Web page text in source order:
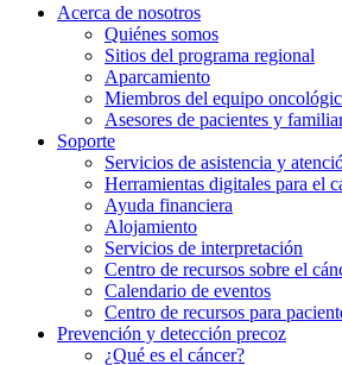
Acerca de nosotros
Quiénes somos
Sitios del programa regional
Aparcamiento
Miembros del equipo
Asesores de pacientes y
Soporte
Servicios de asistencia y
Herramientas digitales para el
Ayuda financiera
Alojamiento
Servicios de interpretación
Centro de recursos sobre el
Calendario de eventos
Centro de recursos para
Prevención y detección precoz
¿Qué es el cáncer?